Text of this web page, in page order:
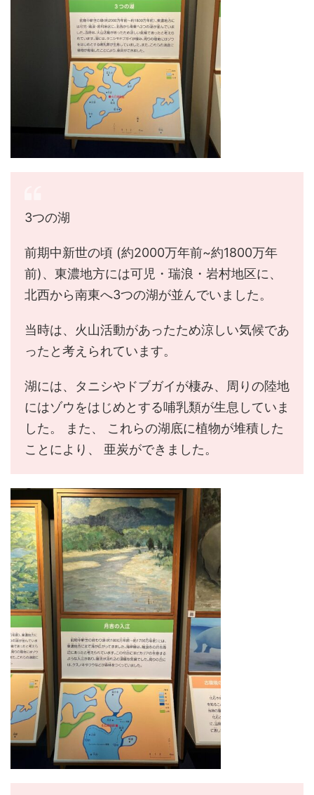
3つの湖
前期中新世の頃 (約2000万年前~約1800万年
前)、東濃地方には可児・瑞浪・岩村地区に、
北西から南東へ3つの湖が並んでいました。
当時は、火山活動があったため涼しい気候であ
ったと考えられています。
湖には、タニシやドブガイが棲み、周りの陸地
にはゾウをはじめとする哺乳類が生息していま
した。 また、 これらの湖底に植物が堆積した
ことにより、 亜炭ができました。